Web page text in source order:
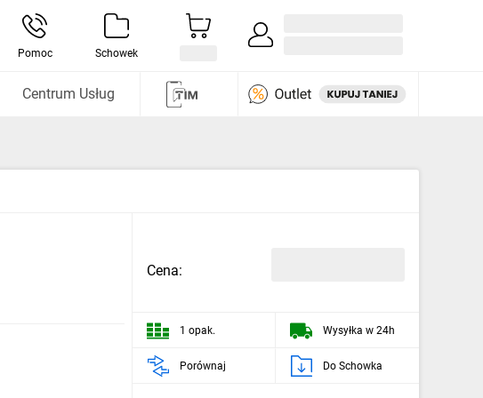
Pomoc Schowek
Centrum Usług
Cena:
1 opak. Wysyłka w 24h
Porównaj Do Schowka